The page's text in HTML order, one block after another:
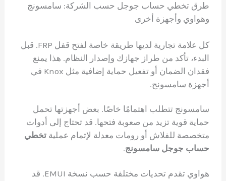
طرق تخطي حساب جوجل حسب الشركة: سامسونج
وهواوي وأجهزة أخرى
كل علامة تجارية لديها طريقة خاصة لفتح قفل FRP. قبل
البدء، تأكد من طراز جهازك وإصدار النظام. هذا يمنع
فقدان الضمان أو تفعيل حماية إضافية مثل Knox في
أجهزة سامسونج.
سامسونج تتطلب اهتمامًا خاصًا. بعض أجهزتها تحمل
حماية قوية تزيد من صعوبة فتحها. قد تحتاج إلى أدوات
متخصصة للفلاش أو رومات معدلة لإتمام عمليةتخطي
حساب جوجل سامسونج.
هواوي تقدم تحديات مختلفة حسب نسخة EMUI. قد